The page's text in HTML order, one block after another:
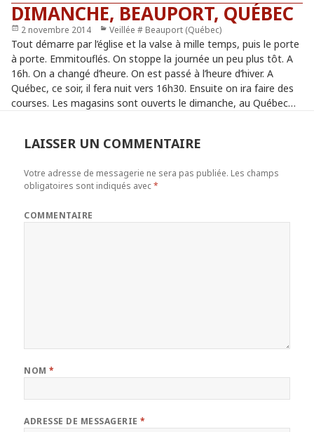
DIMANCHE, BEAUPORT, QUÉBEC
Publié
le
2 novembre 2014 Catégories
Veillée # Beauport (Québec)
Tout démarre par l’église et la valse à mille temps, puis le porte
à porte. Emmitouflés. On stoppe la journée un peu plus tôt. A
16h. On a changé d’heure. On est passé à l’heure d’hiver. A
Québec, ce soir, il fera nuit vers 16h30. Ensuite on ira faire des
courses. Les magasins sont ouverts le dimanche, au Québec…
LAISSER UN COMMENTAIRE
Votre adresse de messagerie ne sera pas publiée. Les champs
obligatoires sont indiqués avec*
COMMENTAIRE
NOM*
ADRESSE DE MESSAGERIE*